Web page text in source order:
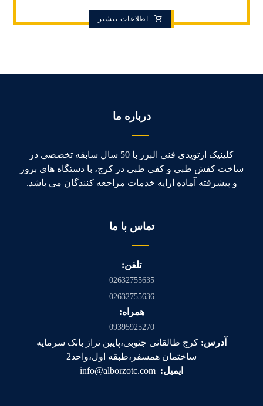
اطلاعات بیشتر
درباره ما
کلینیک ارتوپدی فنی البرز با 50 سال سابقه تخصصی در
ساخت کفش طبی و کفی طبی در کرج، با دستگاه های بروز
و پیشرفته آماده ارایه خدمات مراجعه کنندگان می باشد.
تماس با ما
تلفن:
02632755635
02632755636
همراه:
09395925270
آدرس: کرج طالقانی جنوبی،پایین تراز بانک سرمایه
ساختمان همسفر،طبقه اول،واحد2
ایمیل: